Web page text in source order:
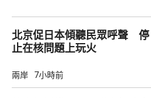
北京促日本傾聽民眾呼聲 停
止在核問題上玩火
兩岸 7小時前